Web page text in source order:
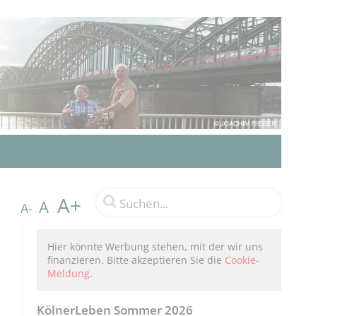
A- A A+
Hier könnte Werbung stehen, mit der wir uns
finanzieren. Bitte akzeptieren Sie die Cookie-
Meldung.
KölnerLeben Sommer 2026